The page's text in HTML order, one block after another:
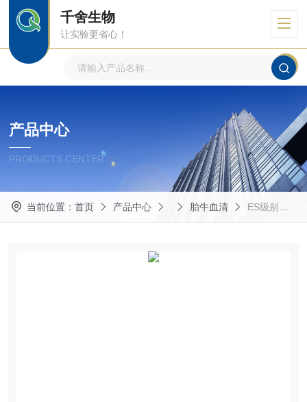
千舍生物
让实验更省心！
产品中心
PRODUCTS CENTER
当前位置： 首页 产品中心 胎牛血清 ES级别胎牛血清